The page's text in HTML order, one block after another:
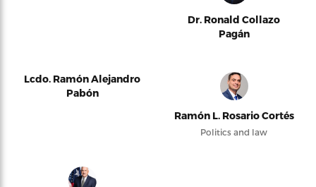
Dr. Ronald Collazo
Pagán
Lcdo. Ramón Alejandro
Pabón
Ramón L. Rosario Cortés
Politics and law